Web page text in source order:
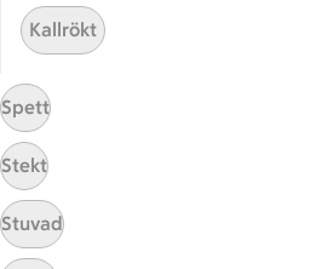
ICA Gruppen
ICA Nära
ICA Supermarket
ICA Kvantum
ICA Maxi
Utvalda leverantörer
Annonsera
Jobba på ICA
Kallrökt
Spett
Stekt
Stuvad